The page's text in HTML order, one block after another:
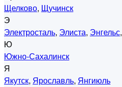
Щелково, Щучинск
Э
Электросталь, Элиста, Энгельс,
Ю
Южно-Сахалинск
Я
Якутск, Ярославль, Янгиюль